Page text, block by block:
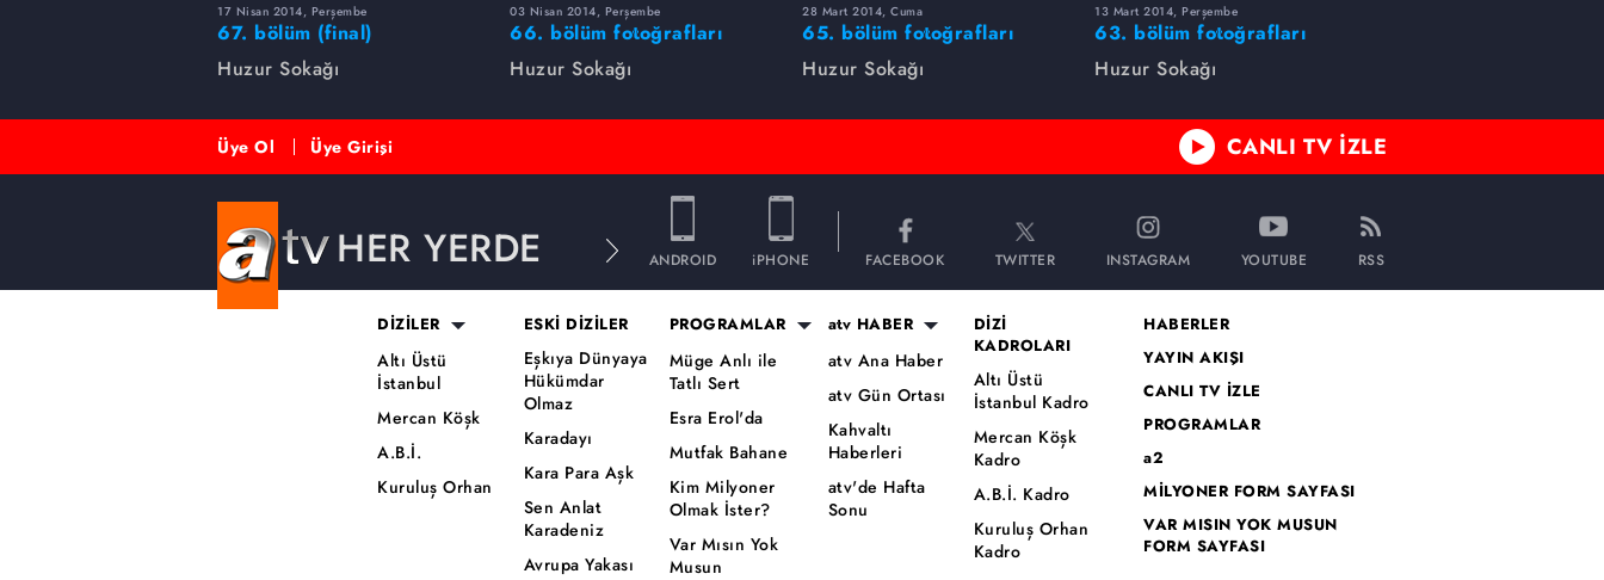
17 Nisan 2014, Perşembe
67. bölüm (final)
fotoğrafları
Huzur Sokağı
03 Nisan 2014, Perşembe
66. bölüm fotoğrafları
Huzur Sokağı
28 Mart 2014, Cuma
65. bölüm fotoğrafları
Huzur Sokağı
13 Mart 2014, Perşembe
63. bölüm fotoğrafları
Huzur Sokağı
Üye Ol Üye Girişi CANLI TV İZLE
HER YERDE ANDROID iPHONE FACEBOOK TWITTER INSTAGRAM YOUTUBE RSS
DİZİLER
Altı Üstü
İstanbul
Mercan Köşk
A.B.İ.
Kuruluş Orhan
ESKİ DİZİLER
Eşkıya Dünyaya
Hükümdar
Olmaz
Karadayı
Kara Para Aşk
Sen Anlat
Karadeniz
Avrupa Yakası
PROGRAMLAR
Müge Anlı ile
Tatlı Sert
Esra Erol'da
Mutfak Bahane
Kim Milyoner
Olmak İster?
Var Mısın Yok
Musun
atv HABER
atv Ana Haber
atv Gün Ortası
Kahvaltı
Haberleri
atv'de Hafta
Sonu
DİZİ
KADROLARI
Altı Üstü
İstanbul Kadro
Mercan Köşk
Kadro
A.B.İ. Kadro
Kuruluş Orhan
Kadro
HABERLER
YAYIN AKIŞI
CANLI TV İZLE
PROGRAMLAR
a2
MİLYONER FORM SAYFASI
VAR MISIN YOK MUSUN
FORM SAYFASI